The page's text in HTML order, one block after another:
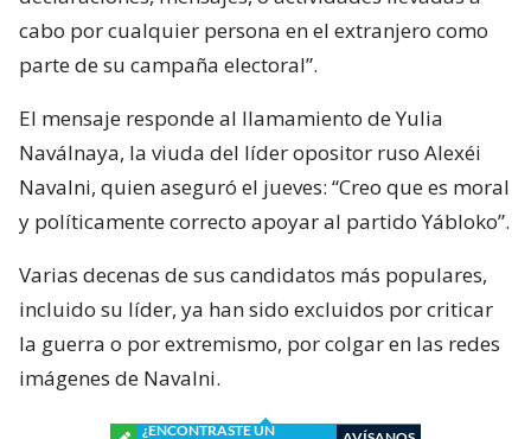
cabo por cualquier persona en el extranjero como
parte de su campaña electoral”.
El mensaje responde al llamamiento de Yulia
Naválnaya, la viuda del líder opositor ruso Alexéi
Navalni, quien aseguró el jueves: “Creo que es moral
y políticamente correcto apoyar al partido Yábloko”.
Varias decenas de sus candidatos más populares,
incluido su líder, ya han sido excluidos por criticar
la guerra o por extremismo, por colgar en las redes
imágenes de Navalni.
¿ENCONTRASTE UN